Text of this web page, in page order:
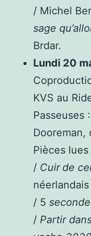
/ Michel
sage
Brdar.
Lundi 20
KVS au
Passeuses
Dooreman,
Pièces lues
/ Cuir de
/ 5
/ Partir